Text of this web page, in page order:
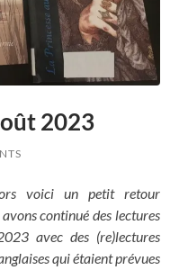
2023
voici un petit retour
continué des lectures
avec des (re)lectures
qui étaient prévues